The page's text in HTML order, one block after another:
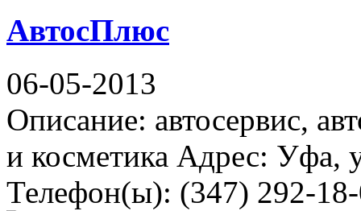
АвтосПлюс
06-05-2013
Описание: автосервис,
и косметика Адрес: Уфа,
Телефон(ы): (347) 292-